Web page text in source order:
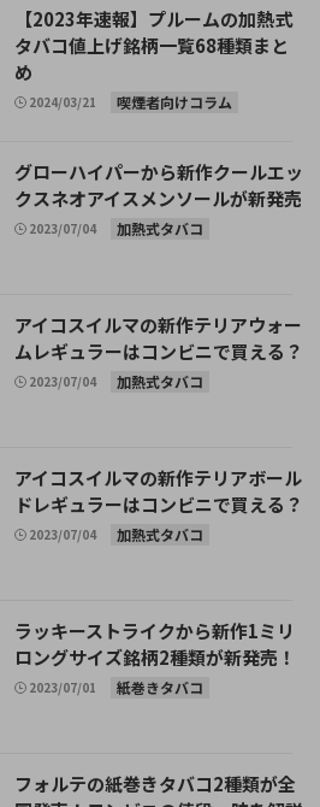
【2023年速報】プルームの加熱式
タバコ値上げ銘柄一覧68種類まと
め
2024/03/21 喫煙者向けコラム
グローハイパーから新作クールエッ
クスネオアイスメンソールが新発売
2023/07/04 加熱式タバコ
アイコスイルマの新作テリアウォー
ムレギュラーはコンビニで買える？
2023/07/04 加熱式タバコ
アイコスイルマの新作テリアボール
ドレギュラーはコンビニで買える？
2023/07/04 加熱式タバコ
ラッキーストライクから新作1ミリ
ロングサイズ銘柄2種類が新発売！
2023/07/01 紙巻きタバコ
フォルテの紙巻きタバコ2種類が全